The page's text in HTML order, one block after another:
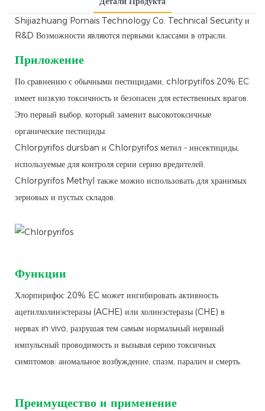
Shijiazhuang Pomais Technology Co. Technical Security и
R&D Возможности являются первыми классами в отрасли.
Приложение
По сравнению с обычными пестицидами, chlorpyrifos 20% EC
имеет низкую токсичность и безопасен для естественных врагов.
Это первый выбор, который заменит высокотоксичные
органические пестициды.
Chlorpyrifos dursban и Chlorpyrifos метил - инсектициды,
используемые для контроля серии серию вредителей.
Chlorpyrifos Methyl также можно использовать для хранимых
зерновых и пустых складов.
Функции
Хлорпирифос 20% EC может ингибировать активность
ацетилхолинэстеразы (ACHE) или холинэстеразы (CHE) в
нервах in vivo, разрушая тем самым нормальный нервный
импульсный проводимость и вызывая серию токсичных
симптомов: аномальное возбуждение, спазм, паралич и смерть.
Преимущество и применение